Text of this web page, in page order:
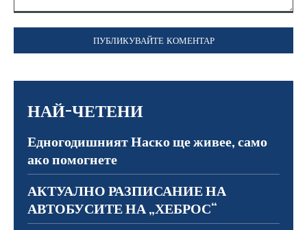
НАЙ-ЧЕТЕНИ
Едногодишният Наско ще живее, само
ако помогнете
АКТУАЛНО РАЗПИСАНИЕ НА
АВТОБУСИТЕ НА „ХЕБРОС“